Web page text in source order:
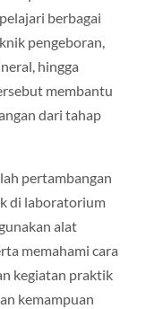
berbagai
pengeboran,
hingga
membantu
dari tahap
pertambangan
di laboratorium
alat
memahami cara
kegiatan praktik
kemampuan